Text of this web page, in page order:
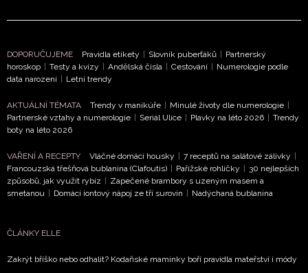
NEWSLETTER
ODESLAT
Přihlášením k newsletteru souhlasíte sObchodními
potvrzujete, že jste se seznámili se
Vašimi údaji pracovat zejména k organizaci a
DOPORUČUJEME Pravidla etikety | Slovník puberťáků | Partnerský
horoskop | Testy a kvízy | Andělská čísla | Cestování | Numerologie podle
data narození | Letní trendy
AKTUÁLNÍ TÉMATA Trendy v manikúře | Minulé životy dle numerologie |
Partnerské vztahy a numerologie | Seriál Ulice | Plavky na léto 2026 | Trendy
boty na léto 2026
VAŘENÍ A RECEPTY Vláčné domácí housky | 7 receptů na salátové zálivky |
Francouzská třešňová bublanina (Clafoutis) | Pařížské rohlíčky | 30 nejlepších
způsobů, jak využít rybíz | Zapečené brambory s uzeným masem a
smetanou | Domácí iontový nápoj ze tří surovin | Nadýchaná bublanina
ČLÁNKY ELLE
Zakrýt bříško nebo odhalit? Kodaňské maminky boří pravidla mateřství i módy